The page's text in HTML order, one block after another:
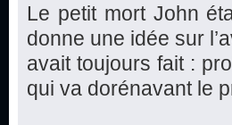
Le petit mort John
donne une idée sur
avait toujours fait :
qui va dorénavant le